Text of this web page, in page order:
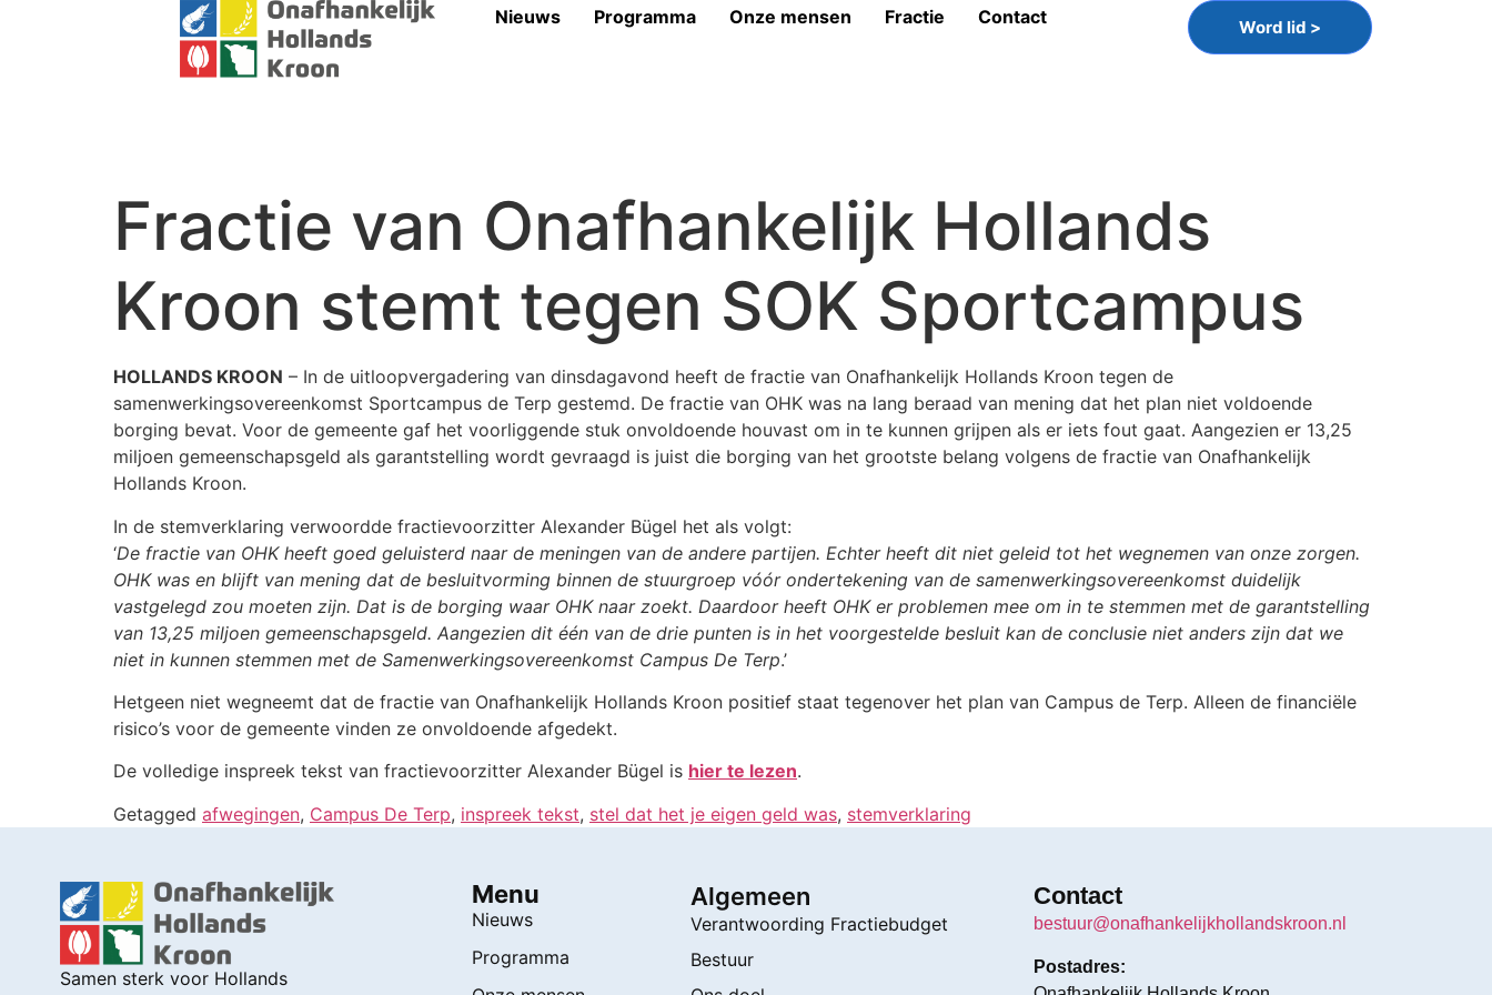
Nieuws Programma Onze mensen Fractie Contact Word lid >
Fractie van Onafhankelijk Hollands
Kroon stemt tegen SOK Sportcampus
HOLLANDS KROON – In de uitloopvergadering van dinsdagavond heeft de fractie van Onafhankelijk Hollands Kroon tegen de
samenwerkingsovereenkomst Sportcampus de Terp gestemd. De fractie van OHK was na lang beraad van mening dat het plan niet voldoende
borging bevat. Voor de gemeente gaf het voorliggende stuk onvoldoende houvast om in te kunnen grijpen als er iets fout gaat. Aangezien er 13,25
miljoen gemeenschapsgeld als garantstelling wordt gevraagd is juist die borging van het grootste belang volgens de fractie van Onafhankelijk
Hollands Kroon.
In de stemverklaring verwoordde fractievoorzitter Alexander Bügel het als volgt:
‘De fractie van OHK heeft goed geluisterd naar de meningen van de andere partijen. Echter heeft dit niet geleid tot het wegnemen van onze zorgen.
OHK was en blijft van mening dat de besluitvorming binnen de stuurgroep vóór ondertekening van de samenwerkingsovereenkomst duidelijk
vastgelegd zou moeten zijn. Dat is de borging waar OHK naar zoekt. Daardoor heeft OHK er problemen mee om in te stemmen met de garantstelling
van 13,25 miljoen gemeenschapsgeld. Aangezien dit één van de drie punten is in het voorgestelde besluit kan de conclusie niet anders zijn dat we
niet in kunnen stemmen met de Samenwerkingsovereenkomst Campus De Terp.’
Hetgeen niet wegneemt dat de fractie van Onafhankelijk Hollands Kroon positief staat tegenover het plan van Campus de Terp. Alleen de financiële
risico’s voor de gemeente vinden ze onvoldoende afgedekt.
De volledige inspreek tekst van fractievoorzitter Alexander Bügel is hier te lezen.
Getagged afwegingen, Campus De Terp, inspreek tekst, stel dat het je eigen geld was, stemverklaring
Samen sterk voor Hollands
Menu
Nieuws
Programma
Algemeen
Verantwoording Fractiebudget
Bestuur
Contact
bestuur@onafhankelijkhollandskroon.nl
Postadres: